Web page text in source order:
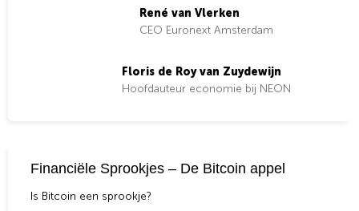
René van Vlerken
CEO Euronext Amsterdam
Floris de Roy van Zuydewijn
Hoofdauteur economie bij NEON
Financiële Sprookjes – De Bitcoin appel
Is Bitcoin een sprookje?